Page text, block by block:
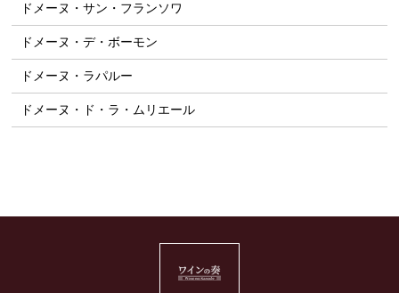
ドメーヌ・サン・フランソワ
ドメーヌ・デ・ボーモン
ドメーヌ・ラパルー
ドメーヌ・ド・ラ・ムリエール